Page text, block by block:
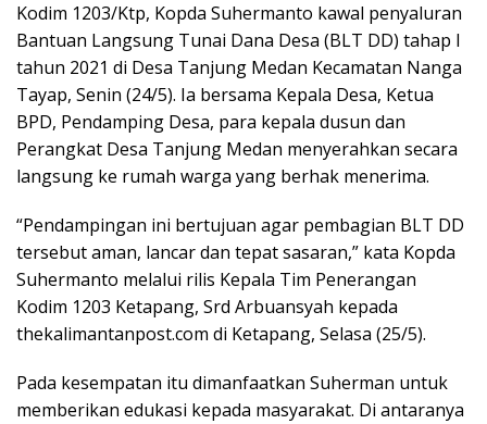
Kodim 1203/Ktp, Kopda Suhermanto kawal penyaluran
Bantuan Langsung Tunai Dana Desa (BLT DD) tahap I
tahun 2021 di Desa Tanjung Medan Kecamatan Nanga
Tayap, Senin (24/5). Ia bersama Kepala Desa, Ketua
BPD, Pendamping Desa, para kepala dusun dan
Perangkat Desa Tanjung Medan menyerahkan secara
langsung ke rumah warga yang berhak menerima.
“Pendampingan ini bertujuan agar pembagian BLT DD
tersebut aman, lancar dan tepat sasaran,” kata Kopda
Suhermanto melalui rilis Kepala Tim Penerangan
Kodim 1203 Ketapang, Srd Arbuansyah kepada
thekalimantanpost.com di Ketapang, Selasa (25/5).
Pada kesempatan itu dimanfaatkan Suherman untuk
memberikan edukasi kepada masyarakat. Di antaranya